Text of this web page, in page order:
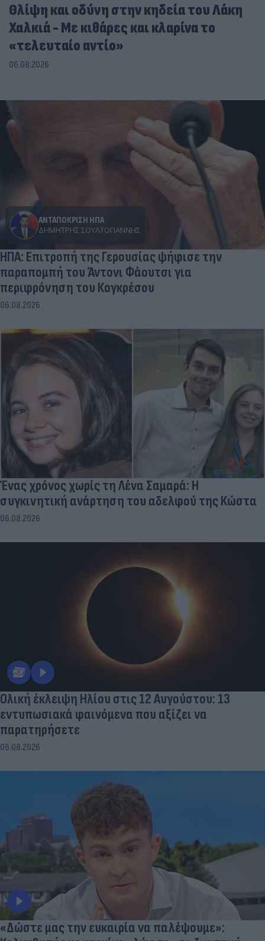
Θλίψη και οδύνη στην κηδεία του Λάκη
Χαλκιά - Με κιθάρες και κλαρίνα το
«τελευταίο αντίο»
06.08.2026
ΑΝΤΑΠΟΚΡΙΣΗ ΗΠΑ
ΔΗΜΉΤΡΗΣ ΣΟΥΛΤΟΓΙΆΝΝΗΣ
ΗΠΑ: Επιτροπή της Γερουσίας ψήφισε την
παραπομπή του Άντονι Φάουτσι για
περιφρόνηση του Κογκρέσου
06.08.2026
Ένας χρόνος χωρίς τη Λένα Σαμαρά: Η
συγκινητική ανάρτηση του αδελφού της Κώστα
06.08.2026
Ολική έκλειψη Ηλίου στις 12 Αυγούστου: 13
εντυπωσιακά φαινόμενα που αξίζει να
παρατηρήσετε
06.08.2026
«Δώστε μας την ευκαιρία να παλέψουμε»: